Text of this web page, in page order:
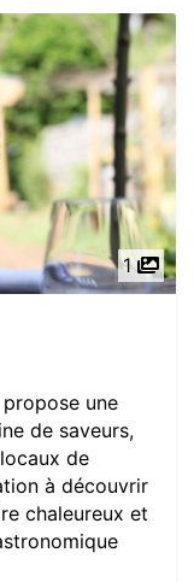
1
une
de saveurs,
de
à découvrir
chaleureux et